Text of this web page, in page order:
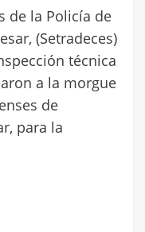
de la Policía de
(Setradeces)
técnica
a la morgue
de
para la